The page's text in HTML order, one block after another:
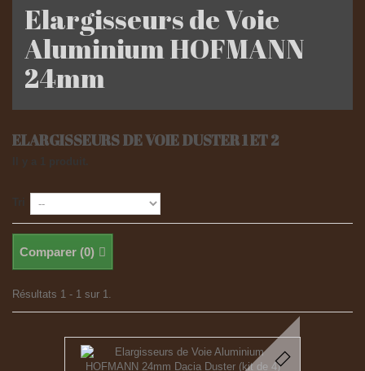
Elargisseurs de Voie
Aluminium HOFMANN
24mm
ELARGISSEURS DE VOIE DUSTER 1 ET 2
Comparer (0)
Résultats 1 - 1 sur 1.